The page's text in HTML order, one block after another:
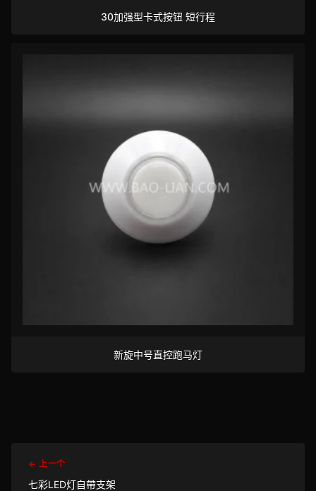
30加强型卡式按钮 短行程
新旋中号直控跑马灯
← 上一个
七彩LED灯自帶支架